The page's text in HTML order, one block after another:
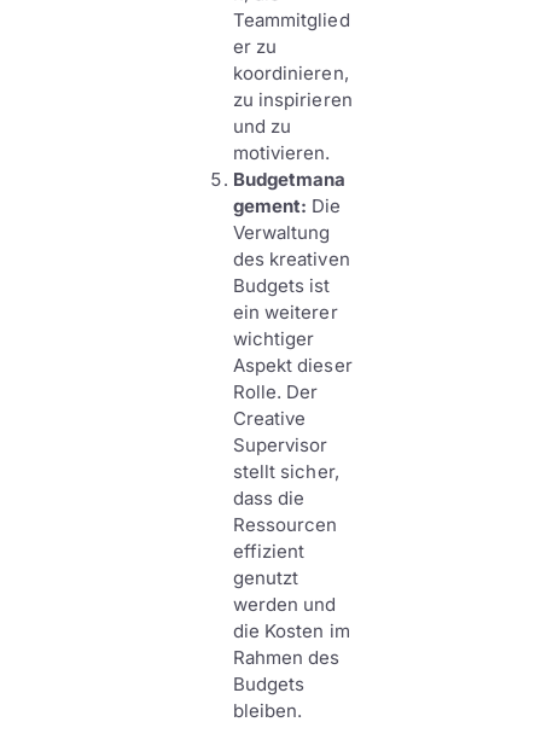
Teammitglied
er zu
koordinieren,
zu inspirieren
und zu
motivieren.
Budgetmana
gement: Die
Verwaltung
des kreativen
Budgets ist
ein weiterer
wichtiger
Aspekt dieser
Rolle. Der
Creative
Supervisor
stellt sicher,
dass die
Ressourcen
effizient
genutzt
werden und
die Kosten im
Rahmen des
Budgets
bleiben.